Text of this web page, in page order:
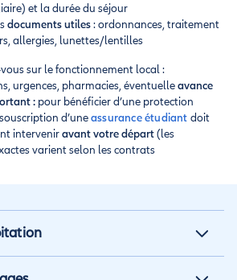
et la durée du séjour
documents utiles: ordonnances, traitement
allergies, lunettes/lentilles
sur le fonctionnement local :
urgences, pharmacies, éventuelleavance
: pour bénéficier d’une protection
d’uneassurance étudiant doit
interveniravant votre départ(les
varient selon les contrats